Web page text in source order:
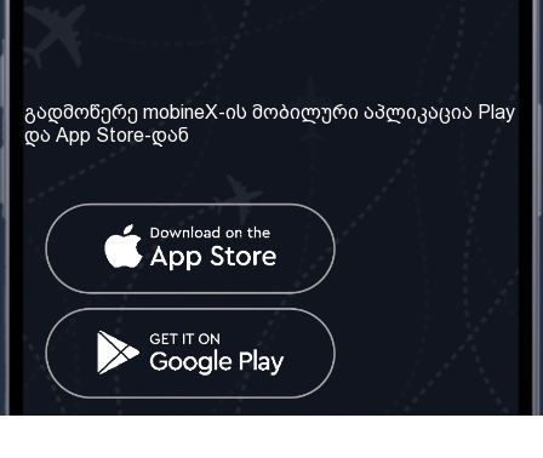
ჩვენ შესახებ
ჩვენი სერვისები
წესები და პირობები
კითხვები
კონტაქტი
საქართველო: თბილისი
ტელ: 032 2 04 00 50
ელ. ფოსტა:
info@mobinex.ge
სოციალური ქსელი
გადმოწერე mobineX-ის მობილური აპლიკაცია Play
და App Store-დან